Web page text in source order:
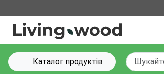
Каталог продуктів